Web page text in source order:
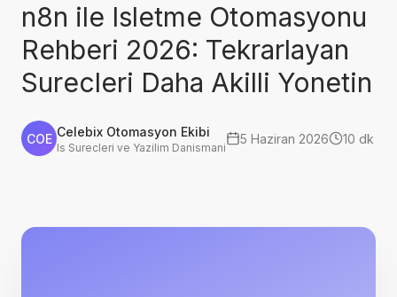
n8n ile Isletme Otomasyonu
Rehberi 2026: Tekrarlayan
Surecleri Daha Akilli Yonetin
COE Celebix Otomasyon Ekibi
Is Surecleri ve Yazilim Danismani
5 Haziran 2026 10 dk